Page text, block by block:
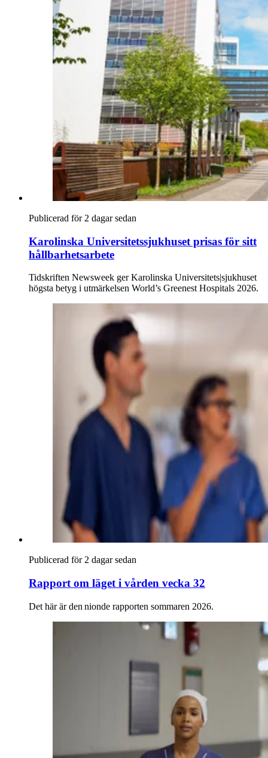
Publicerad för 2 dagar sedan
Karolinska Universitetssjukhuset prisas för sitt
hållbarhetsarbete
Tidskriften Newsweek ger Karolinska Universitets|sjukhuset
högsta betyg i utmärkelsen World’s Greenest Hospitals 2026.
Publicerad för 2 dagar sedan
Rapport om läget i vården vecka 32
Det här är den nionde rapporten sommaren 2026.